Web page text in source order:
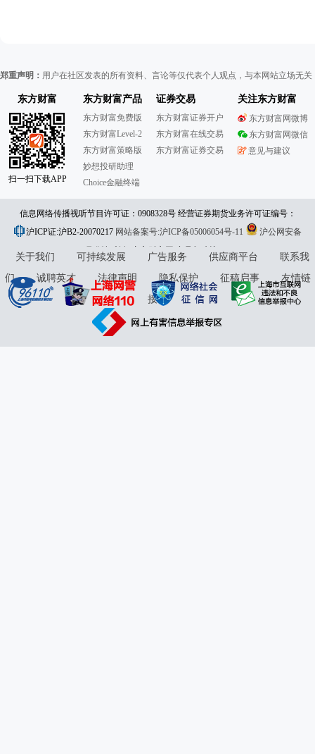
郑重声明： 用户在社区发表的所有资料、言论等仅代表个人观点，与本网站立场无
东方财富
扫一扫下载APP
东方财富产品
东方财富免费版
东方财富Level-2
东方财富策略版
妙想投研助理
Choice金融终端
证券交易
东方财富证券开户
东方财富在线交易
东方财富证券交易
关注东方财富
东方财富网微博
东方财富网微信
意见与建议
信息网络传播视听节目许可证：0908328号 经营证券期货业务许可证编号：
913101046312860336 违法和不良信息举报:021-61278686 举报邮箱：
jubao@eastmoney.com
沪ICP证:沪B2-20070217 网站备案号:沪ICP备05006054号-11
沪公网安备
31010402000120号版权所有:东方财富网意见与建议:4000300059/952500
关于我们 可持续发展 广告服务 供应商平台
联系我
们
诚聘英才 法律声明 隐私保护 征稿启事
友情链
接